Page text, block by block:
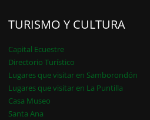
TURISMO Y CULTURA
Capital Ecuestre
Directorio Turístico
Lugares que visitar en Samborondón
Lugares que visitar en La Puntilla
Casa Museo
Santa Ana